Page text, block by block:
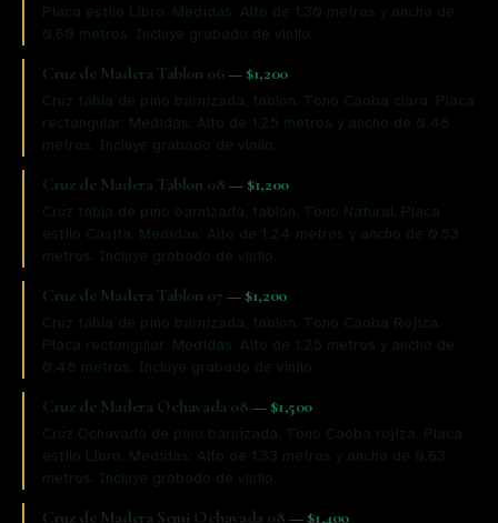
Placa estilo Libro. Medidas: Alto de 1.30 metros y ancho de
0.60 metros. Incluye grabado de vinilo.
Cruz de Madera Tablon 06— $1,200
Cruz tabla de pino barnizada, tablon. Tono Caoba clara. Placa
rectangular. Medidas: Alto de 1.25 metros y ancho de 0.48
metros. Incluye grabado de vinilo.
Cruz de Madera Tablon 08 — $1,200
Cruz tabla de pino barnizada, tablon. Tono Natural. Placa
estilo Casita. Medidas: Alto de 1.24 metros y ancho de 0.53
metros. Incluye grabado de vinilo.
Cruz de Madera Tablon 07 — $1,200
Cruz tabla de pino barnizada, tablon. Tono Caoba Rojiza.
Placa rectangular. Medidas: Alto de 1.25 metros y ancho de
0.48 metros. Incluye grabado de vinilo.
Cruz de Madera Ochavada 08 — $1,500
Cruz Ochavada de pino barnizada. Tono Caoba rojiza. Placa
estilo Libro. Medidas: Alto de 1.33 metros y ancho de 0.63
metros. Incluye grabado de vinilo.
Cruz de Madera Semi Ochavada 08 — $1,400